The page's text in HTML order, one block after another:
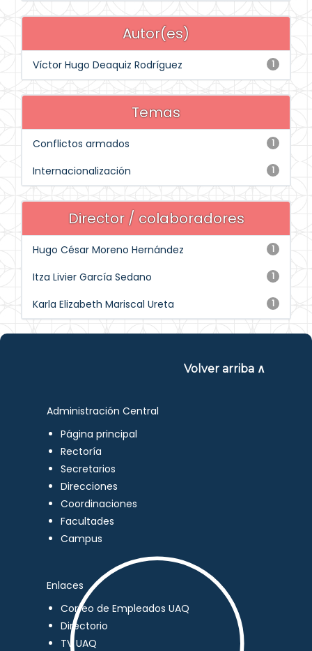
Autor(es)
1
Víctor Hugo Deaquiz Rodríguez
Temas
1
Conflictos armados
1
Internacionalización
Director / colaboradores
1
Hugo César Moreno Hernández
1
Itza Livier García Sedano
1
Karla Elizabeth Mariscal Ureta
Volver arriba ∧
Administración Central
Página principal
Rectoría
Secretarios
Direcciones
Coordinaciones
Facultades
Campus
Enlaces
Correo de Empleados UAQ
Directorio
TV UAQ